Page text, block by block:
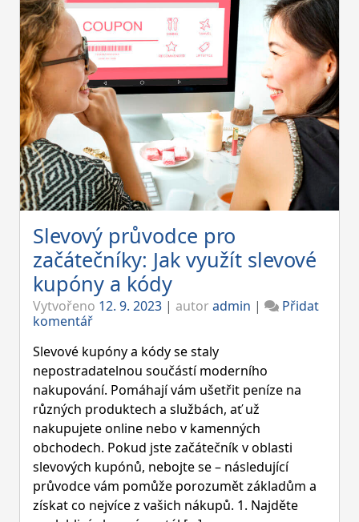
Slevový průvodce pro
začátečníky: Jak využít slevové
kupóny a kódy
Vytvořeno 12. 9. 2023 | autoradmin |
Přidat
komentářon
průvodce
pro
začátečníky:
Jak
využít
slevové
kupóny
a
kódy
Slevové kupóny a kódy se staly
nepostradatelnou součástí moderního
nakupování. Pomáhají vám ušetřit peníze na
různých produktech a službách, ať už
nakupujete online nebo v kamenných
obchodech. Pokud jste začátečník v oblasti
slevových kupónů, nebojte se – následující
průvodce vám pomůže porozumět základům a
získat co nejvíce z vašich nákupů. 1. Najděte